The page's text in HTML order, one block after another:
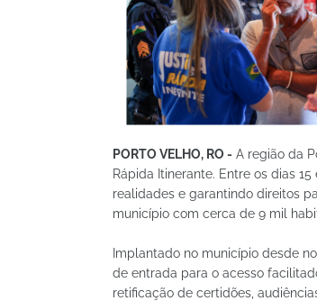
PORTO VELHO, RO - A região da
Rápida Itinerante. Entre os dias
realidades e garantindo direitos
município com cerca de 9 mil
Implantado no município desde
de entrada para o acesso
retificação de certidões,